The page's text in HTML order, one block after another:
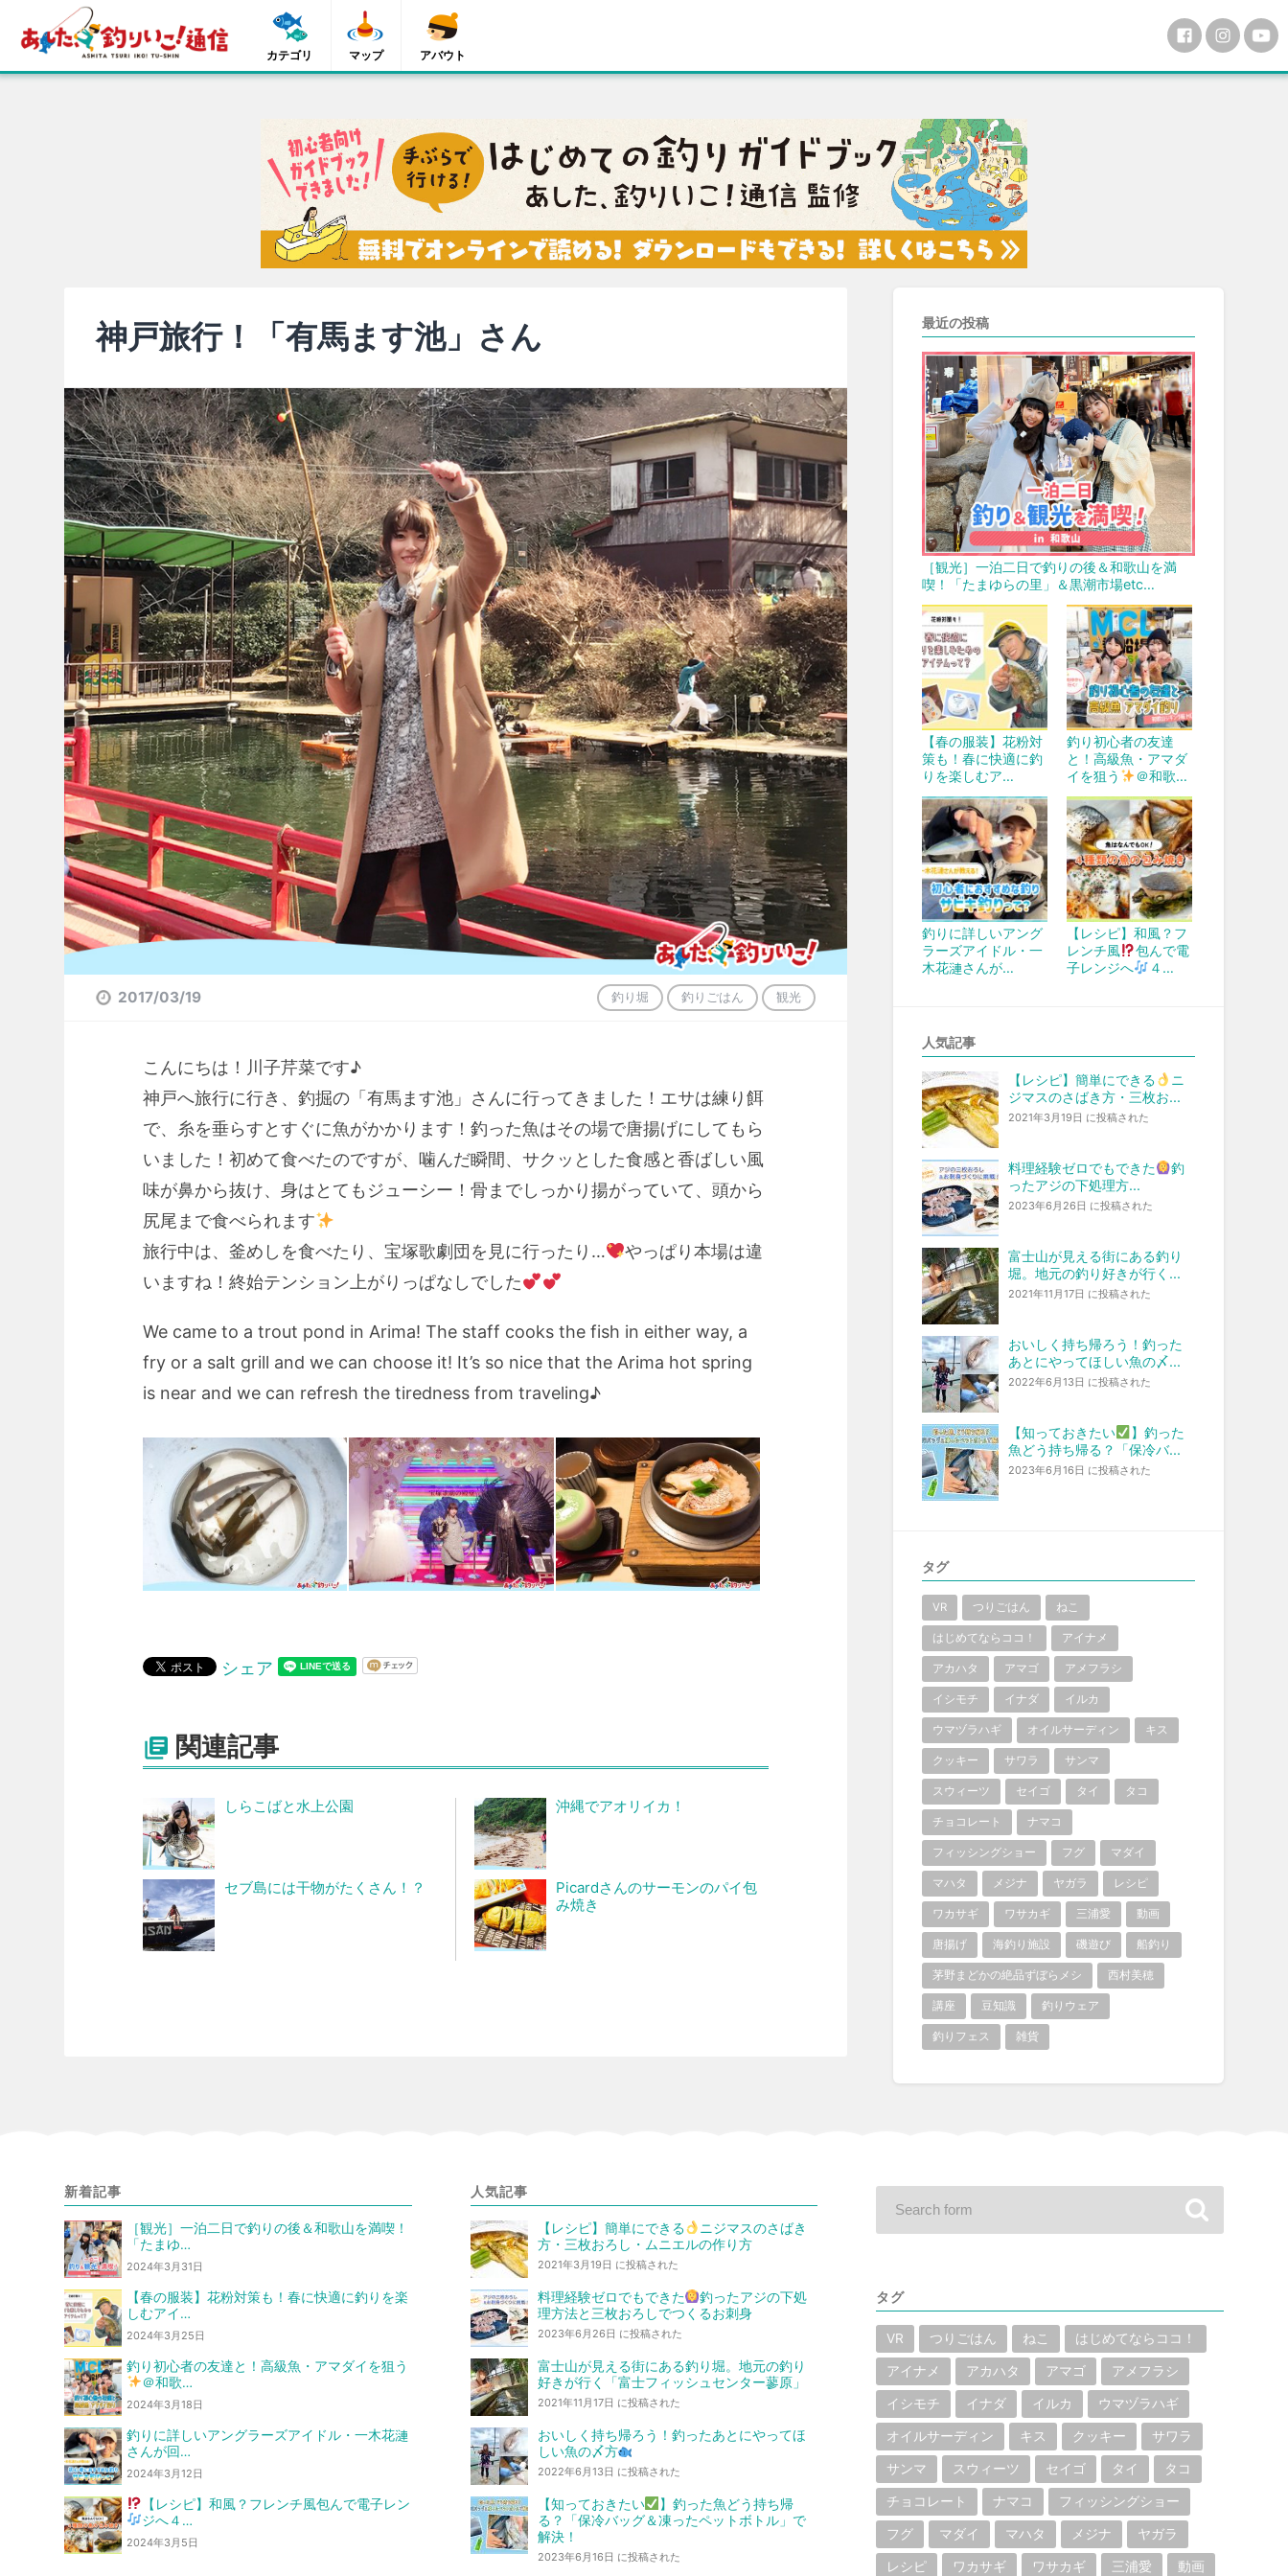
カテゴリ マップ アバウト
神戸旅行！「有馬ます池」さん
2017/03/19 釣り堀 釣りごはん 観光
こんにちは！川子芹菜です♪
神戸へ旅行に行き、釣掘の「有馬ます池」さんに行ってきました！エサは練り餌
で、糸を垂らすとすぐに魚がかかります！釣った魚はその場で唐揚げにしてもら
いました！初めて食べたのですが、噛んだ瞬間、サクッとした食感と香ばしい風
味が鼻から抜け、身はとてもジューシー！骨までしっかり揚がっていて、頭から
尻尾まで食べられます
旅行中は、釜めしを食べたり、宝塚歌劇団を見に行ったり…
やっぱり本場は違
いますね！終始テンション上がりっぱなしでした
We came to a trout pond in Arima! The staff cooks the fish in either way, a
fry or a salt grill and we can choose it! It’s so nice that the Arima hot spring
is near and we can refresh the tiredness from traveling♪
シェア
 関連記事
しらこばと水上公園
セブ島には干物がたくさん！？
沖縄でアオリイカ！
Picardさんのサーモンのパイ包
み焼き
最近の投稿
［観光］一泊二日で釣りの後＆和歌山を満
喫！「たまゆらの里」＆黒潮市場etc…
【春の服装】花粉対
策も！春に快適に釣
りを楽しむア…
釣り初心者の友達
と！高級魚・アマダ
イを狙う
＠和歌…
釣りに詳しいアング
ラーズアイドル・一
木花漣さんが…
【レシピ】和風？フ
レンチ風
包んで電
子レンジへ
４…
人気記事
【レシピ】簡単にできる
ニ
ジマスのさばき方・三枚お...
2021年3月19日 に投稿された
料理経験ゼロでもできた
釣
ったアジの下処理方...
2023年6月26日 に投稿された
富士山が見える街にある釣り
堀。地元の釣り好きが行く...
2021年11月17日 に投稿された
おいしく持ち帰ろう！釣った
あとにやってほしい魚の〆...
2022年6月13日 に投稿された
【知っておきたい
】釣った
魚どう持ち帰る？「保冷バ...
2023年6月16日 に投稿された
タグ
VR つりごはん ねこ
はじめてならココ！ アイナメ
アカハタ アマゴ アメフラシ
イシモチ イナダ イルカ
ウマヅラハギ オイルサーディン キス
クッキー サワラ サンマ
スウィーツ セイゴ タイ タコ
チョコレート ナマコ
フィッシングショー フグ マダイ
マハタ メジナ ヤガラ レシピ
ワカサギ ワサカギ 三浦愛 動画
唐揚げ 海釣り施設 磯遊び 船釣り
茅野まどかの絶品ずぼらメシ 西村美穂
講座 豆知識 釣りウェア
釣りフェス 雑貨
新着記事
［観光］一泊二日で釣りの後＆和歌山を満喫！
「たまゆ…
2024年3月31日
【春の服装】花粉対策も！春に快適に釣りを楽
しむアイ…
2024年3月25日
釣り初心者の友達と！高級魚・アマダイを狙う
＠和歌…
2024年3月18日
釣りに詳しいアングラーズアイドル・一木花漣
さんが回…
2024年3月12日
【レシピ】和風？フレンチ風包んで電子レン
ジへ４…
2024年3月5日
人気記事
【レシピ】簡単にできる
ニジマスのさばき
方・三枚おろし・ムニエルの作り方
2021年3月19日 に投稿された
料理経験ゼロでもできた
釣ったアジの下処
理方法と三枚おろしでつくるお刺身
2023年6月26日 に投稿された
富士山が見える街にある釣り堀。地元の釣り
好きが行く「富士フィッシュセンター蓼原」
2021年11月17日 に投稿された
おいしく持ち帰ろう！釣ったあとにやってほ
しい魚の〆方
2022年6月13日 に投稿された
【知っておきたい
】釣った魚どう持ち帰
る？「保冷バッグ＆凍ったペットボトル」で
解決！
2023年6月16日 に投稿された
タグ
VR つりごはん ねこ はじめてならココ！
アイナメ アカハタ アマゴ アメフラシ
イシモチ イナダ イルカ ウマヅラハギ
オイルサーディン キス クッキー サワラ
サンマ スウィーツ セイゴ タイ タコ
チョコレート ナマコ フィッシングショー
フグ マダイ マハタ メジナ ヤガラ
レシピ ワカサギ ワサカギ 三浦愛 動画